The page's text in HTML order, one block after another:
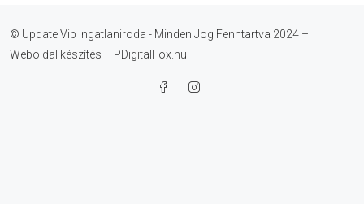
© Update Vip Ingatlaniroda - Minden Jog Fenntartva 2024 –
Weboldal készítés – PDigitalFox.hu